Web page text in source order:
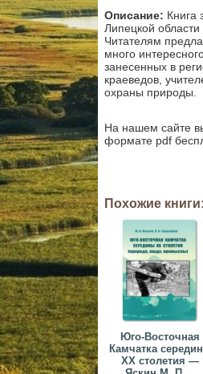
Описание: Книга
Липецкой
Читателям
много
занесенных в
краеведов,
охраны природы.
На нашем сайте
формате pdf
Похожие книги:
Юго-Восточная
Камчатка
XX столетия —